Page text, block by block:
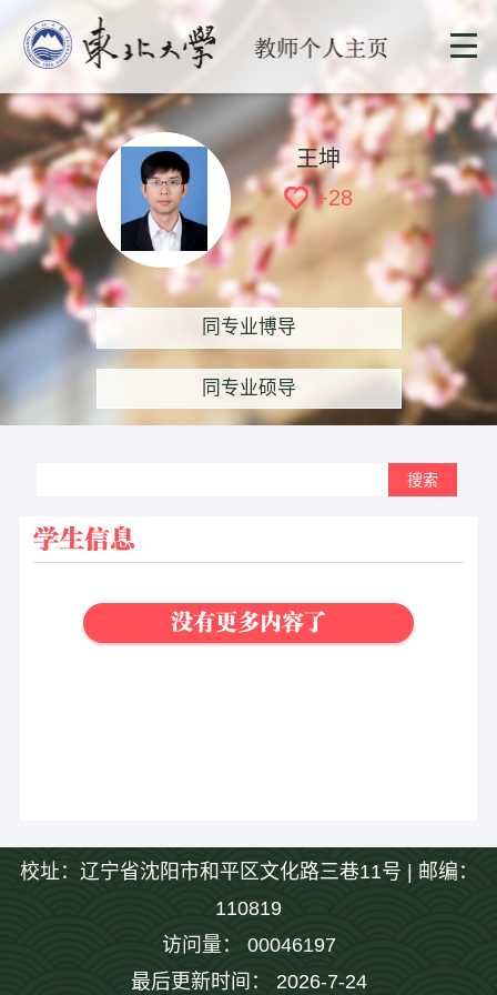
王坤
+28
同专业博导
同专业硕导
学生信息
没有更多内容了
校址：辽宁省沈阳市和平区文化路三巷11号 | 邮编：
110819
访问量： 00046197
最后更新时间： 2026-7-24